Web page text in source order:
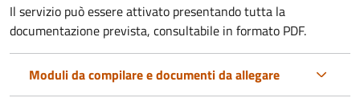
Il servizio può essere attivato presentando tutta la
documentazione prevista, consultabile in formato PDF.
Moduli da compilare e documenti da allegare